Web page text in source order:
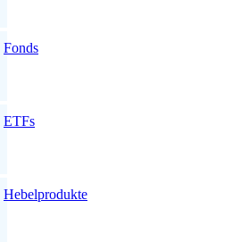
Fonds
ETFs
Hebelprodukte